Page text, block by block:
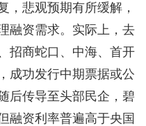
，悲观预期有所缓解，
融资需求。实际上，去
招商蛇口、中海、首开
成功发行中期票据或公
后传导至头部民企，碧
融资利率普遍高于央国